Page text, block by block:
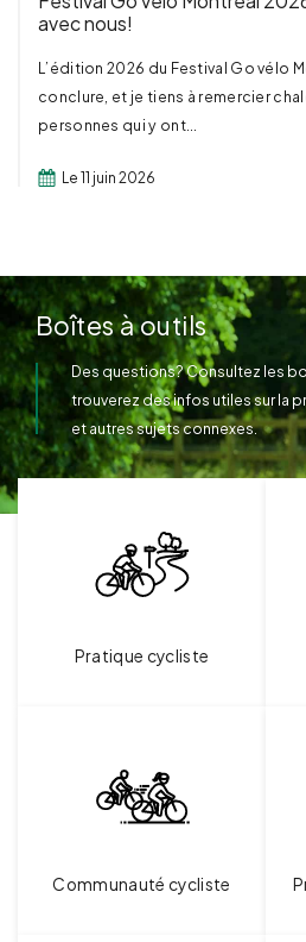
avec nous!
L’édition 2026 du Festival Go vélo
conclure, et je tiens à remercier
personnes qui y ont...
Le 11 juin 2026
Boîtes à outils
Des questions? Consultez les
trouverez des infos utiles sur la
et autres sujets connexes.
Pratique cycliste
Communauté cycliste